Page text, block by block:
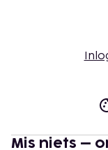
Mis niets –